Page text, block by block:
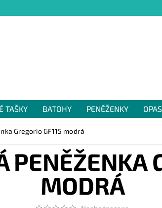
TAŠKY BATOHY PENĚŽENKY
Gregorio GF115 modrá
PENĚŽENKA
MODRÁ